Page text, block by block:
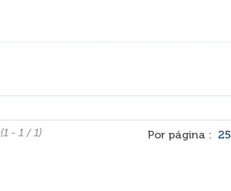
(1 - 1 / 1) Por página : 25